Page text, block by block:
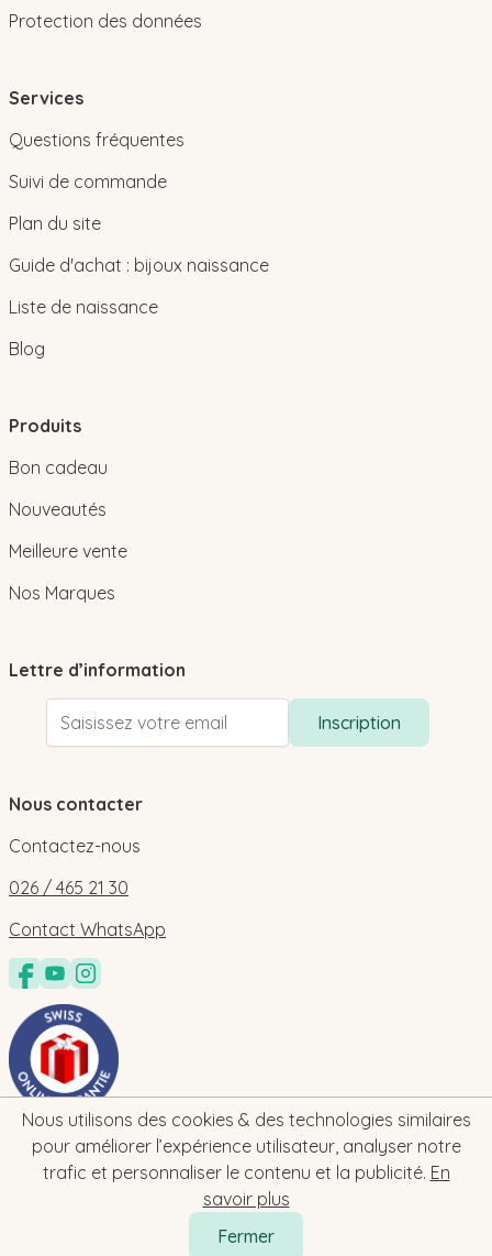
Nous utilisons des cookies & des technologies similaires
pour améliorer l’expérience utilisateur, analyser notre
trafic et personnaliser le contenu et la publicité. En
savoir plus
Fermer
Protection des données
Services
Questions fréquentes
Suivi de commande
Plan du site
Guide d'achat : bijoux naissance
Liste de naissance
Blog
Produits
Bon cadeau
Nouveautés
Meilleure vente
Nos Marques
Lettre d’information
Adresse email
Inscription
Nous contacter
Contactez-nous
026 / 465 21 30
Contact WhatsApp
2026 © bebe-cadeau.ch | baby-geschenk.ch